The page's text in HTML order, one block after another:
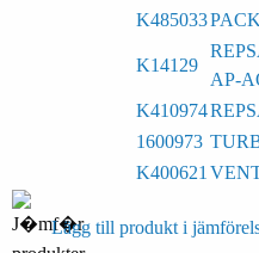
K485033
K14129
AP-
K410974
1600973
K400621
Lägg till produkt i